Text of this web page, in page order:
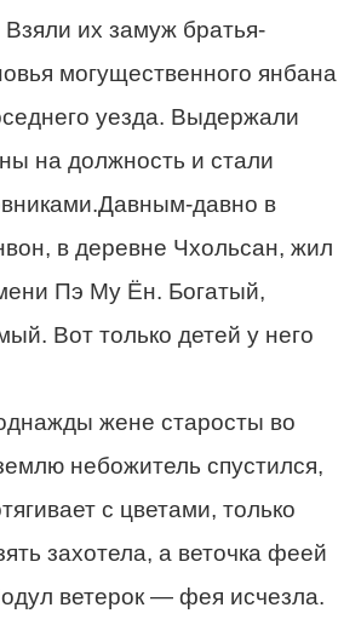
Взяли их замуж братья-
могущественного янбана
уезда. Выдержали
на должность и стали
давно в
в деревне Чхольсан, жил
Пэ Му Ён. Богатый,
Вот только детей у него
жене старосты во
небожитель спустился,
с цветами, только
захотела, а веточка феей
ветерок — фея исчезла.